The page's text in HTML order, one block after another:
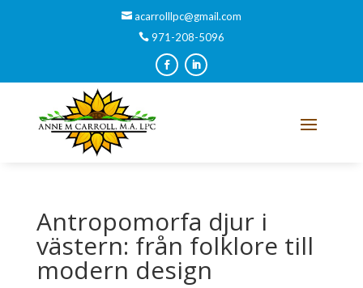
acarrolllpc@gmail.com
971-208-5096
Antropomorfa djur i
västern: från folklore till
modern design